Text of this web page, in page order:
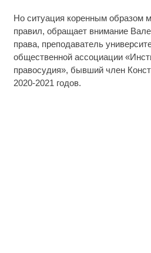
Но ситуация коренным образом
правил, обращает внимание
права, преподаватель
общественной ассоциации
правосудия», бывший член
2020-2021 годов.